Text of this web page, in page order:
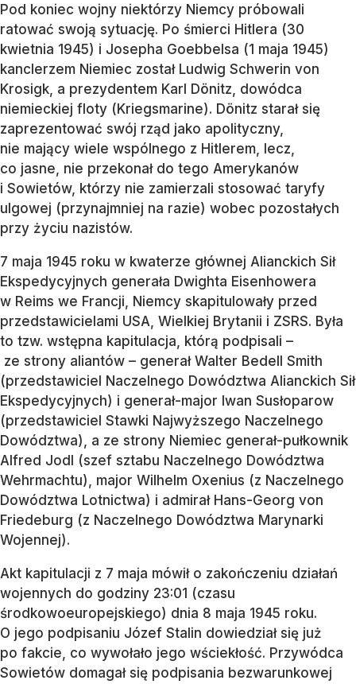
Pod koniec wojny niektórzy Niemcy próbowali
ratować swoją sytuację. Po śmierci Hitlera (30
kwietnia 1945) i Josepha Goebbelsa (1 maja 1945)
kanclerzem Niemiec został Ludwig Schwerin von
Krosigk, a prezydentem Karl Dönitz, dowódca
niemieckiej floty (Kriegsmarine). Dönitz starał się
zaprezentować swój rząd jako apolityczny,
nie mający wiele wspólnego z Hitlerem, lecz,
co jasne, nie przekonał do tego Amerykanów
i Sowietów, którzy nie zamierzali stosować taryfy
ulgowej (przynajmniej na razie) wobec pozostałych
przy życiu nazistów.
7 maja 1945 roku w kwaterze głównej Alianckich Sił
Ekspedycyjnych generała Dwighta Eisenhowera
w Reims we Francji, Niemcy skapitulowały przed
przedstawicielami USA, Wielkiej Brytanii i ZSRS. Była
to tzw. wstępna kapitulacja, którą podpisali –
ze strony aliantów – generał Walter Bedell Smith
(przedstawiciel Naczelnego Dowództwa Alianckich Sił
Ekspedycyjnych) i generał-major Iwan Susłoparow
(przedstawiciel Stawki Najwyższego Naczelnego
Dowództwa), a ze strony Niemiec generał-pułkownik
Alfred Jodl (szef sztabu Naczelnego Dowództwa
Wehrmachtu), major Wilhelm Oxenius (z Naczelnego
Dowództwa Lotnictwa) i admirał Hans-Georg von
Friedeburg (z Naczelnego Dowództwa Marynarki
Wojennej).
Akt kapitulacji z 7 maja mówił o zakończeniu działań
wojennych do godziny 23:01 (czasu
środkowoeuropejskiego) dnia 8 maja 1945 roku.
O jego podpisaniu Józef Stalin dowiedział się już
po fakcie, co wywołało jego wściekłość. Przywódca
Sowietów domagał się podpisania bezwarunkowej